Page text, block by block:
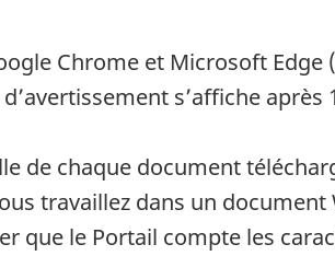
Chrome et Microsoft Edge
s’affiche
de chaque document
travaillez dans un
que le Portail compte les